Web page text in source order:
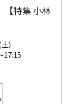
特集 小林
)
17:15